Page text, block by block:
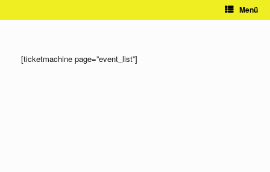
Menü
[ticketmachine page=”event_list”]